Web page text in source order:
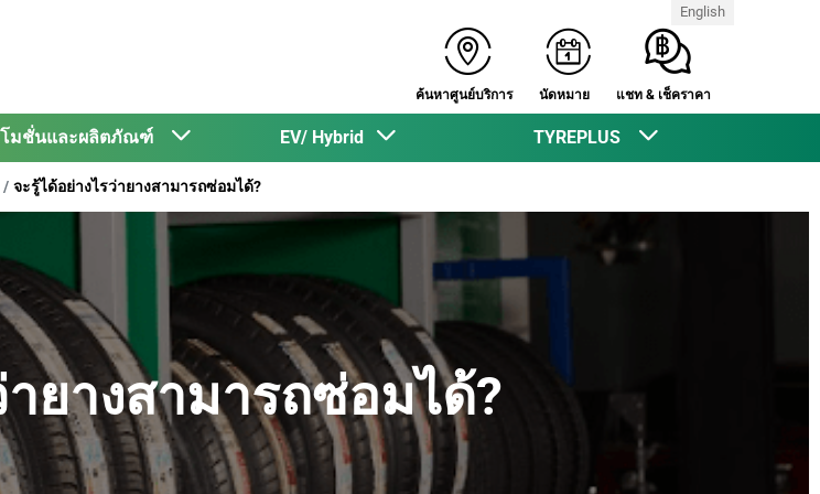
ค้นหาศูนย์บริการ นัดหมาย แชท & เช็คราคา
English
โมชั่นและผลิตภัณฑ์ EV/ Hybrid TYREPLUS
จะรู้ได้อย่างไรว่ายางสามารถซ่อมได้?
ยางสามารถซ่อมได้?